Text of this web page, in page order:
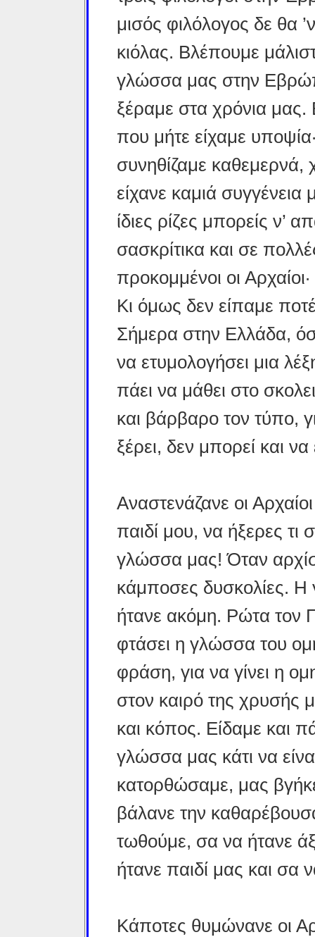
μισός φιλόλογος δε θα
κιόλας. Βλέπουμε
γλώσσα μας στην
ξέραμε στα χρόνια
που μήτε είχαμε
συνηθίζαμε
είχανε καμιά
ίδιες ρίζες μπορείς ν’
σασκρίτικα και σε
προκομμένοι οι
Κι όμως δεν είπαμε
Σήμερα στην Ελλάδα,
να ετυμολογήσει μια
πάει να μάθει στο
και βάρβαρο τον τύπο,
ξέρει, δεν μπορεί και
Αναστενάζανε οι
παιδί μου, να ήξερες
γλώσσα μας! Όταν
κάμποσες δυσκολίες.
ήτανε ακόμη. Ρώτα τον
φτάσει η γλώσσα του
φράση, για να γίνει η
στον καιρό της χρυσής
και κόπος. Είδαμε και
γλώσσα μας κάτι να
κατορθώσαμε, μας
βάλανε την
τωθούμε, σα να ήτανε
ήτανε παιδί μας και σα
Κάποτες θυμώνανε οι